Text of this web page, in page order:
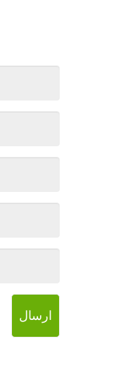
ارسال